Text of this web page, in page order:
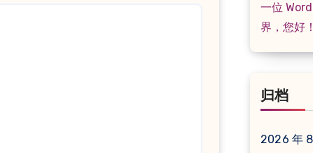
一位
界，您好！
归档
2026 年